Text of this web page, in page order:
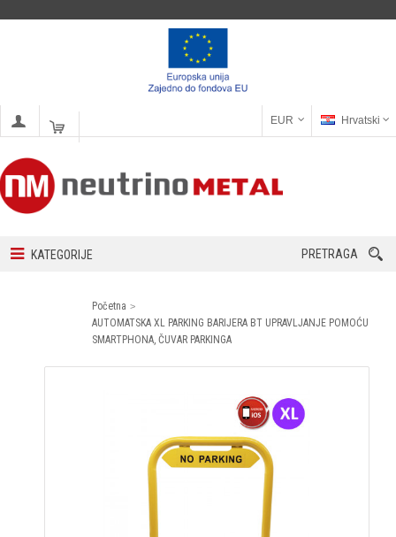
EUR Hrvatski
KATEGORIJE PRETRAGA
Početna
AUTOMATSKA XL PARKING BARIJERA BT UPRAVLJANJE POMOĆU
SMARTPHONA, ČUVAR PARKINGA